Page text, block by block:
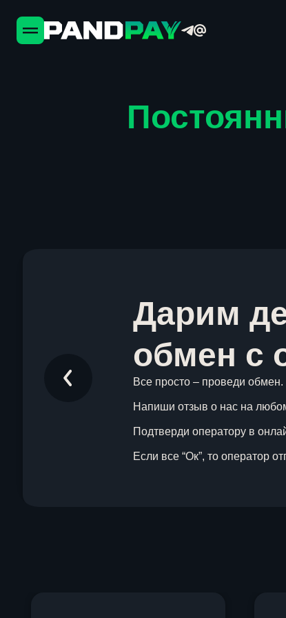
Дарим
обмен с
Все просто – проведи обмен.
Напиши отзыв о нас на
Подтверди оператору в
Если все “Ок”, то оператор